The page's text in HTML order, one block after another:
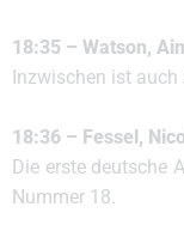
18:35 – Watson,
Inzwischen ist auch
18:36 – Fessel,
Die erste deutsche
Nummer 18.